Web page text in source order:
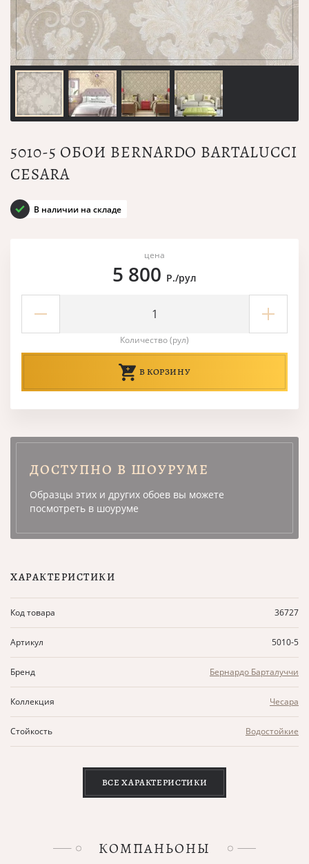
5010-5 ОБОИ BERNARDO BARTALUCCI
CESARA
В наличии на складе
цена
5 800 Р./рул
Количество (рул)
В КОРЗИНУ
ДОСТУПНО В ШОУРУМЕ
Образцы этих и других обоев вы можете
посмотреть в шоуруме
ХАРАКТЕРИСТИКИ
Код товара 36727
Артикул 5010-5
Бренд Бернардо Барталуччи
Коллекция Чесара
Стойкость Водостойкие
ВСЕ ХАРАКТЕРИСТИКИ
КОМПАНЬОНЫ